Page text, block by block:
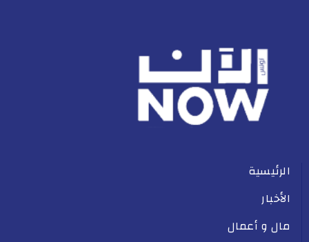
الرئيسية
الأخبار
مال و أعمال